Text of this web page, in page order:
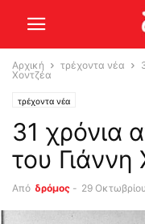
Αρχική τρέχοντα νέα
Χοντζέα
τρέχοντα νέα
31 χρόνια
του Γιάννη
Από δρόμος - 29